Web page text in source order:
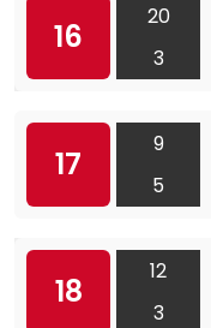
16
20
3
17
9
5
18
12
3